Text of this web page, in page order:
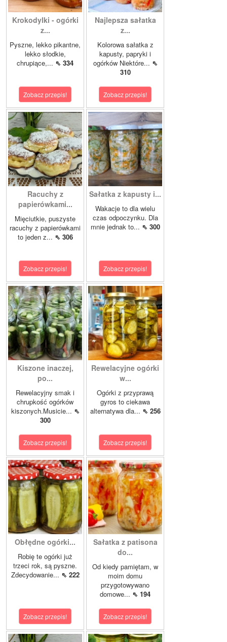
Krokodylki - ogórki
z...
Pyszne, lekko pikantne,
lekko słodkie,
chrupiące,... ⇖ 334
Zobacz przepis!
Najlepsza sałatka
z...
Kolorowa sałatka z
kapusty, papryki i
ogórków Niektóre... ⇖
310
Zobacz przepis!
Racuchy z
papierówkami...
Mięciutkie, puszyste
racuchy z papierówkami
to jeden z... ⇖ 306
Zobacz przepis!
Sałatka z kapusty i...
Wakacje to dla wielu
czas odpoczynku. Dla
mnie jednak to... ⇖ 300
Zobacz przepis!
Kiszone inaczej,
po...
Rewelacyjny smak i
chrupkość ogórków
kiszonych.Musicie... ⇖
300
Zobacz przepis!
Rewelacyjne ogórki
w...
Ogórki z przyprawą
gyros to ciekawa
alternatywa dla... ⇖ 256
Zobacz przepis!
Obłędne ogórki...
Robię te ogórki już
trzeci rok, są pyszne.
Zdecydowanie... ⇖ 222
Zobacz przepis!
Sałatka z patisona
do...
Od kiedy pamiętam, w
moim domu
przygotowywano
domowe... ⇖ 194
Zobacz przepis!